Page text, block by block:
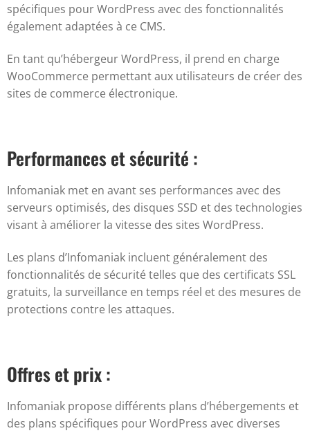
spécifiques pour WordPress avec des fonctionnalités
également adaptées à ce CMS.
En tant qu’hébergeur WordPress, il prend en charge
WooCommerce permettant aux utilisateurs de créer des
sites de commerce électronique.
Performances et sécurité :
Infomaniak met en avant ses performances avec des
serveurs optimisés, des disques SSD et des technologies
visant à améliorer la vitesse des sites WordPress.
Les plans d’Infomaniak incluent généralement des
fonctionnalités de sécurité telles que des certificats SSL
gratuits, la surveillance en temps réel et des mesures de
protections contre les attaques.
Offres et prix :
Infomaniak propose différents plans d’hébergements et
des plans spécifiques pour WordPress avec diverses